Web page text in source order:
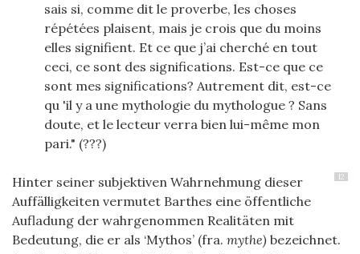
sais si, comme dit le proverbe, les choses
répétées plaisent, mais je crois que du moins
elles signifient. Et ce que j’ai cherché en tout
ceci, ce sont des significations. Est-ce que ce
sont mes significations? Autrement dit, est-ce
qu 'il y a une mythologie du mythologue ? Sans
doute, et le lecteur verra bien lui-même mon
pari." (???)
12
Hinter seiner subjektiven Wahrnehmung dieser
Auffälligkeiten vermutet Barthes eine öffentliche
Aufladung der wahrgenommen Realitäten mit
Bedeutung, die er als ‘Mythos’ (fra. mythe) bezeichnet.